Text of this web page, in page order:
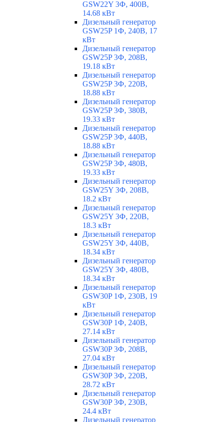
GSW22Y 3Ф, 400В,
14.68 кВт
Дизельный генератор
GSW25P 1Ф, 240В, 17
кВт
Дизельный генератор
GSW25P 3Ф, 208В,
19.18 кВт
Дизельный генератор
GSW25P 3Ф, 220В,
18.88 кВт
Дизельный генератор
GSW25P 3Ф, 380В,
19.33 кВт
Дизельный генератор
GSW25P 3Ф, 440В,
18.88 кВт
Дизельный генератор
GSW25P 3Ф, 480В,
19.33 кВт
Дизельный генератор
GSW25Y 3Ф, 208В,
18.2 кВт
Дизельный генератор
GSW25Y 3Ф, 220В,
18.3 кВт
Дизельный генератор
GSW25Y 3Ф, 440В,
18.34 кВт
Дизельный генератор
GSW25Y 3Ф, 480В,
18.34 кВт
Дизельный генератор
GSW30P 1Ф, 230В, 19
кВт
Дизельный генератор
GSW30P 1Ф, 240В,
27.14 кВт
Дизельный генератор
GSW30P 3Ф, 208В,
27.04 кВт
Дизельный генератор
GSW30P 3Ф, 220В,
28.72 кВт
Дизельный генератор
GSW30P 3Ф, 230В,
24.4 кВт
Дизельный генератор